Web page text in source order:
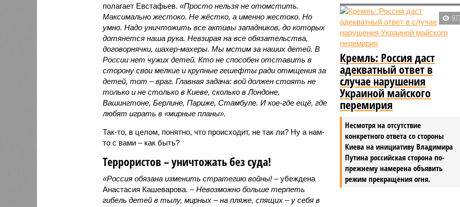
Кремль: Россия даст
адекватный ответ в
случае нарушения
Украиной майского
перемирия
Несмотря на отсутствие
конкретного ответа со стороны
Киева на инициативу Владимира
Путина российская сторона по-
прежнему намерена объявить
режим прекращения огня.
полагает Евстафьев. «Просто нельзя не отомстить.
Максимально жестоко. Не жёстко, а именно жестоко. Но
умно. Надо уничтожить все активы западников, до которых
дотянется наша рука. Невзирая на все обязательства,
договорнячки, шахер-махеры. Мы мстим за наших детей. В
России нет чужих детей. Кто не способен отставить в
сторону свои мелкие и крупные гешефты ради отмщения за
детей, тот – враг. Главная задача: вой должен стоять не
только и не столько в Киеве, сколько в Лондоне,
Вашингтоне, Берлине, Париже, Стамбуле. И кое-где ещё, где
любят играть в «мирные планы».
Так-то, в целом, понятно, что происходит, не так ли? Ну а нам-
то с вами – как быть?
Террористов – уничтожать без суда!
«Россия обязана изменить стратегию войны! – убеждена
Анастасия Кашеварова. –Невозможно больше терпеть
гибель детей в тылу, мирных – на пляже, спящих – у себя в